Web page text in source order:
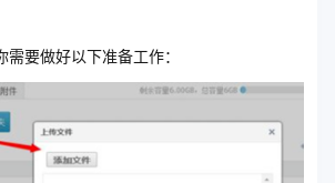
要做好以下准备工作：